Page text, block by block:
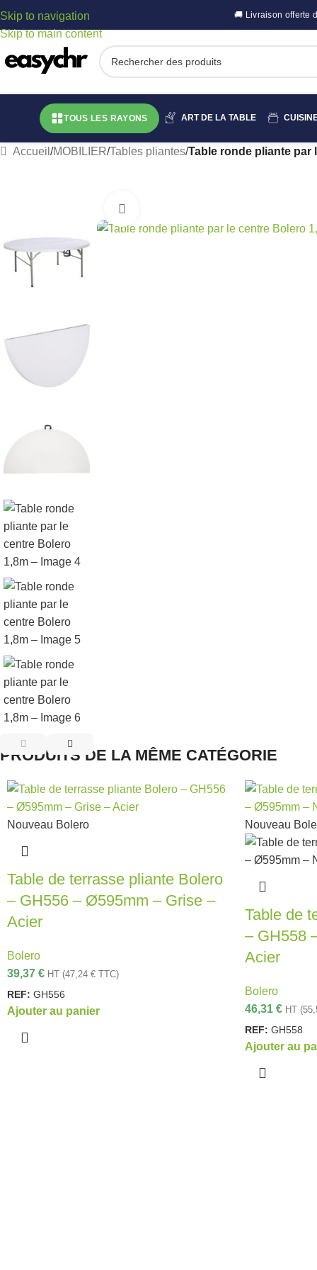
Skip to navigation
Skip to main content
🚚 Livraison offerte
TOUS LES RAYONS ART DE LA TABLE
Accueil /MOBILIER/Tables pliantes/Table ronde pliante par
PRODUITS DE LA MÊME CATÉGORIE
Nouveau Bolero
Table de terrasse pliante Bolero
– GH556 – Ø595mm – Grise –
Acier
Bolero
39,37 € HT (47,24 € TTC)
REF: GH556
Ajouter au panier
Nouveau
Table de
– GH558
Acier
Bolero
46,31 € HT (
REF: GH558
Ajouter au